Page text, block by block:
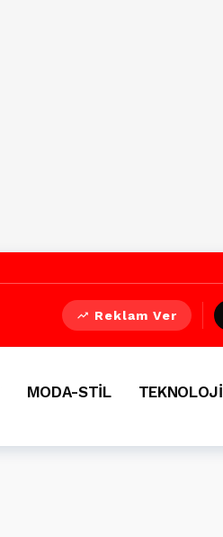
Reklam Ver
MODA-STİL TEKNOLOJİ